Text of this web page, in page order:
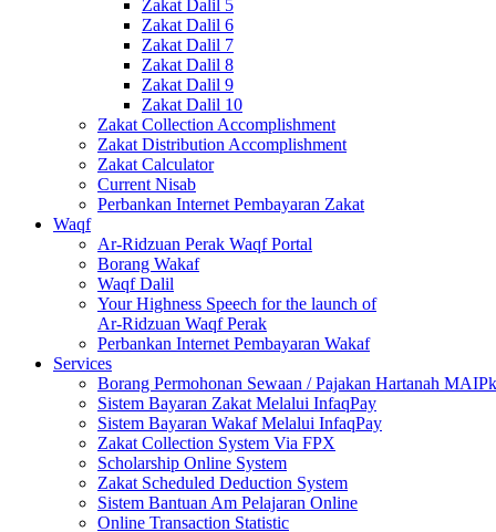
Zakat Dalil 5
Zakat Dalil 6
Zakat Dalil 7
Zakat Dalil 8
Zakat Dalil 9
Zakat Dalil 10
Zakat Collection Accomplishment
Zakat Distribution Accomplishment
Zakat Calculator
Current Nisab
Perbankan Internet Pembayaran Zakat
Waqf
Ar-Ridzuan Perak Waqf Portal
Borang Wakaf
Waqf Dalil
Your Highness Speech for the launch of
Ar-Ridzuan Waqf Perak
Perbankan Internet Pembayaran Wakaf
Services
Borang Permohonan Sewaan / Pajakan Hartanah MAIPk
Sistem Bayaran Zakat Melalui InfaqPay
Sistem Bayaran Wakaf Melalui InfaqPay
Zakat Collection System Via FPX
Scholarship Online System
Zakat Scheduled Deduction System
Sistem Bantuan Am Pelajaran Online
Online Transaction Statistic